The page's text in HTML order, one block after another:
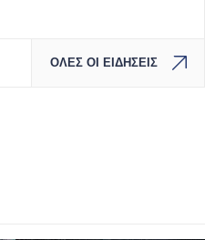
ΟΛΕΣ ΟΙ ΕΙΔΗΣΕΙΣ